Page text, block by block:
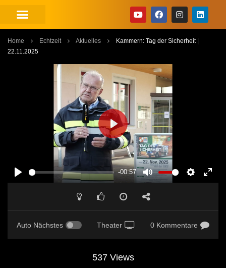
Home Echtzeit Aktuelles
Kammern: Tag der Sicherheit |
22.11.2025
PLAY
-00:57
MUTE SETTINGS
PLAY
Auto Nächstes Theater 0 Kommentare
537 Views